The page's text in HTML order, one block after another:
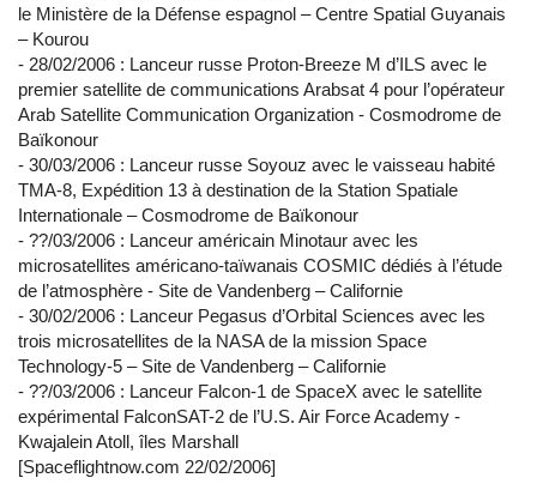
le Ministère de la Défense espagnol – Centre Spatial Guyanais
– Kourou
- 28/02/2006 : Lanceur russe Proton-Breeze M d’ILS avec le
premier satellite de communications Arabsat 4 pour l’opérateur
Arab Satellite Communication Organization - Cosmodrome de
Baïkonour
- 30/03/2006 : Lanceur russe Soyouz avec le vaisseau habité
TMA-8, Expédition 13 à destination de la Station Spatiale
Internationale – Cosmodrome de Baïkonour
- ??/03/2006 : Lanceur américain Minotaur avec les
microsatellites américano-taïwanais COSMIC dédiés à l’étude
de l’atmosphère - Site de Vandenberg – Californie
- 30/02/2006 : Lanceur Pegasus d’Orbital Sciences avec les
trois microsatellites de la NASA de la mission Space
Technology-5 – Site de Vandenberg – Californie
- ??/03/2006 : Lanceur Falcon-1 de SpaceX avec le satellite
expérimental FalconSAT-2 de l’U.S. Air Force Academy -
Kwajalein Atoll, îles Marshall
[Spaceflightnow.com 22/02/2006]